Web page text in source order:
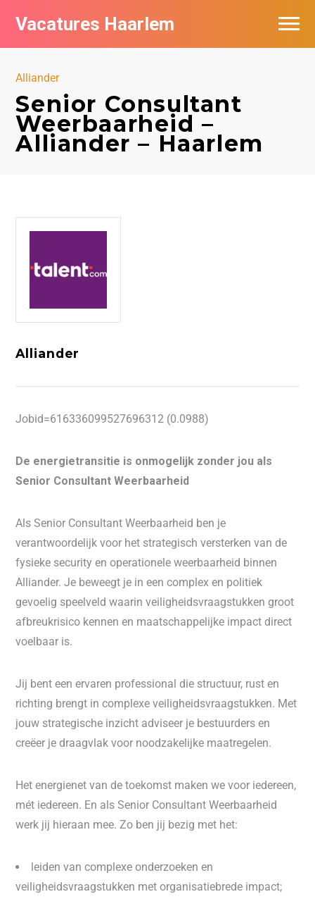
Vacatures Haarlem
Alliander
Senior Consultant
Weerbaarheid –
Alliander – Haarlem
Alliander
Jobid=616336099527696312 (0.0988)
De energietransitie is onmogelijk zonder jou als
Senior Consultant Weerbaarheid
Als Senior Consultant Weerbaarheid ben je
verantwoordelijk voor het strategisch versterken van de
fysieke security en operationele weerbaarheid binnen
Alliander. Je beweegt je in een complex en politiek
gevoelig speelveld waarin veiligheidsvraagstukken groot
afbreukrisico kennen en maatschappelijke impact direct
voelbaar is.
Jij bent een ervaren professional die structuur, rust en
richting brengt in complexe veiligheidsvraagstukken. Met
jouw strategische inzicht adviseer je bestuurders en
creëer je draagvlak voor noodzakelijke maatregelen.
Het energienet van de toekomst maken we voor iedereen,
mét iedereen. En als Senior Consultant Weerbaarheid
werk jij hieraan mee. Zo ben jij bezig met het:
leiden van complexe onderzoeken en
veiligheidsvraagstukken met organisatiebrede impact;
Vacatures per bedrijf in Haarlem